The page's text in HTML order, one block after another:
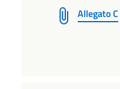
Allegato C